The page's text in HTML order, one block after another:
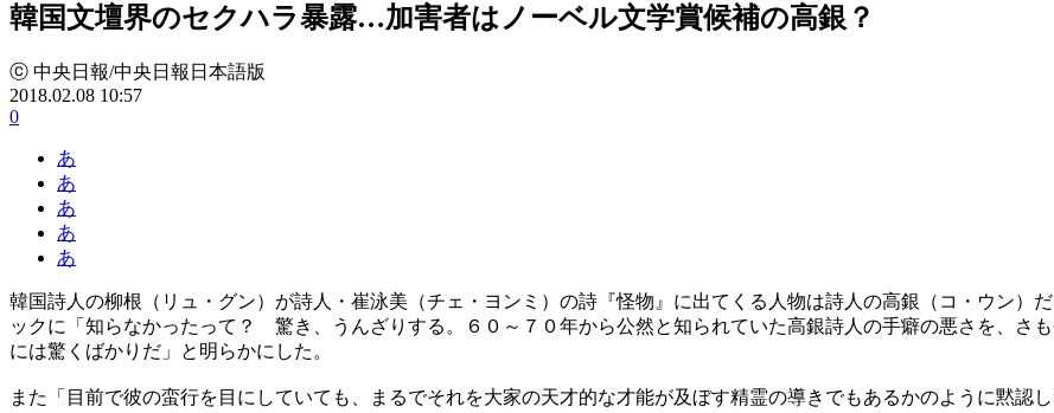
韓国文壇界のセクハラ暴露…加害者はノーベル文学賞候補の高銀？
ⓒ 中央日報/中央日報日本語版
2018.02.08 10:57
0
あ
あ
あ
あ
あ
韓国詩人の柳根（リュ・グン）が詩人・崔泳美（チェ・ヨンミ）の詩『怪物』に出てくる人物は詩人の高銀（コ・ウン）
ックに「知らなかったって？ 驚き、うんざりする。６０～７０年から公然と知られていた高銀詩人の手癖の悪さを、さ
には驚くばかりだ」と明らかにした。
また「目前で彼の蛮行を目にしていても、まるでそれを大家の天才的な才能が及ぼす精霊の導きでもあるかのように黙認